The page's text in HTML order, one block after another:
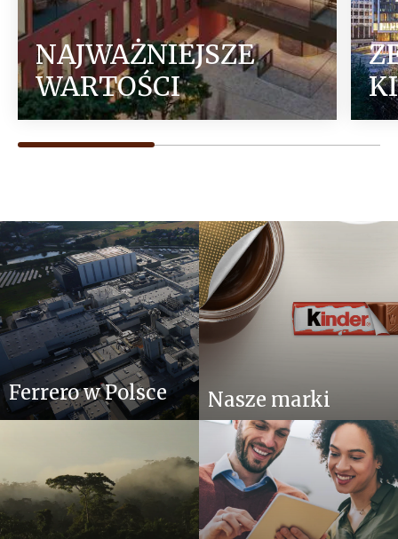
NAJWAŻNIEJSZE
WARTOŚCI
Ferrero w Polsce Nasze marki